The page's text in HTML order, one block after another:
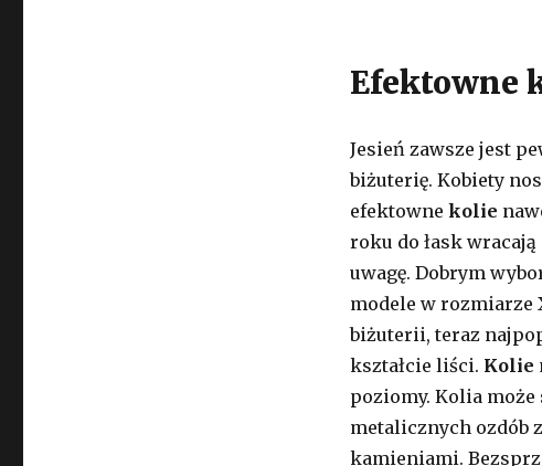
Efektowne
Jesień zawsze jest
biżuterię. Kobiety
efektowne kolie
roku do łask wracają
uwagę. Dobrym
modele w rozmiarze
biżuterii, teraz
kształcie liści. Kolie
poziomy. Kolia może
metalicznych ozdób
kamieniami.